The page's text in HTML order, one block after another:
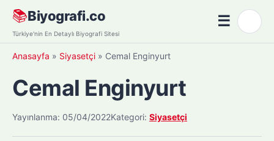
Skip
content
📚Biyografi.co
Türkiye'nin En Detaylı Biyografi Sitesi
☰Menü
Anasayfa » Siyasetçi » Cemal Enginyurt
Cemal Enginyurt
Yayınlanma: 05/04/2022Kategori: Siyasetçi